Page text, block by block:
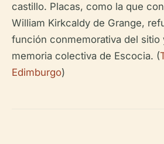
castillo. Placas, como la que
William Kirkcaldy de Grange,
función conmemorativa del sitio
memoria colectiva de Escocia. (
Edimburgo)